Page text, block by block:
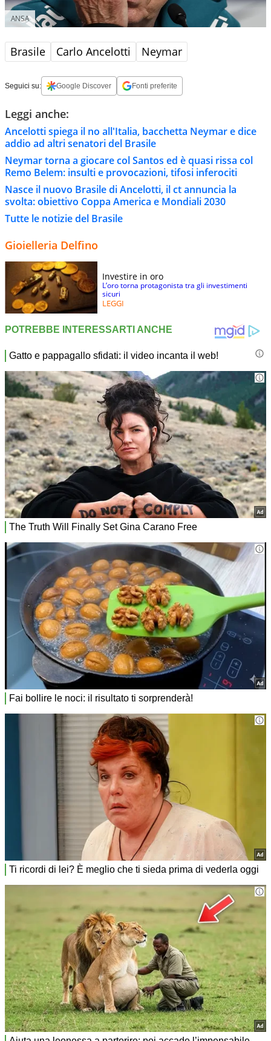
ANSA
Brasile Carlo Ancelotti Neymar
Seguici su: Google Discover Fonti preferite
Leggi anche:
Ancelotti spiega il no all'Italia, bacchetta Neymar e dice
addio ad altri senatori del Brasile
Neymar torna a giocare col Santos ed è quasi rissa col
Remo Belem: insulti e provocazioni, tifosi inferociti
Nasce il nuovo Brasile di Ancelotti, il ct annuncia la
svolta: obiettivo Coppa America e Mondiali 2030
Tutte le notizie del Brasile
Gioielleria Delfino
Investire in oro
L’oro torna protagonista tra gli investimenti
sicuri
LEGGI